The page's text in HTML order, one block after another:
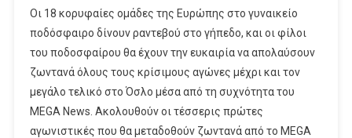
MEGA
News
Το
24ωρο
Ενημερωτικό
Της
Οι 18 κορυφαίες ομάδες της Ευρώπης στο γυναικείο
ποδόσφαιρο δίνουν ραντεβού στο γήπεδο, και οι φίλοι
του ποδοσφαίρου θα έχουν την ευκαιρία να απολαύσουν
ζωντανά όλους τους κρίσιμους αγώνες μέχρι και τον
μεγάλο τελικό στο Όσλο μέσα από τη συχνότητα του
MEGA News. Ακολουθούν οι τέσσερις πρώτες
αγωνιστικές που θα μεταδοθούν ζωντανά από το MEGA